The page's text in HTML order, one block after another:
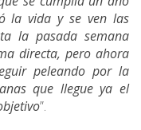
la vida y se ven las
la pasada semana
directa, pero ahora
peleando por la
que llegue ya el
”.